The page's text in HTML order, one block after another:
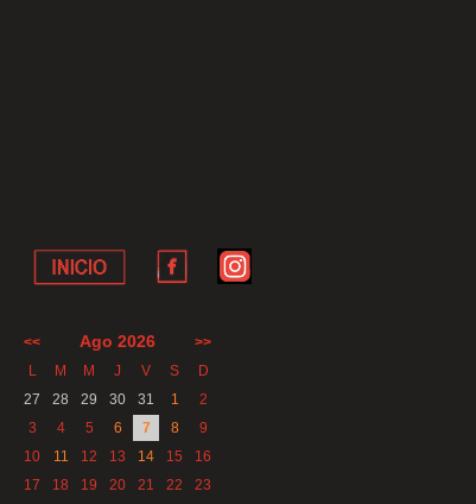
<< Ago 2026
>>
L
M M J V S
D
27
28 29 30 31 1
2
3
4 5 6 7 8
9
10
11 12 13 14 15
16
17
18 19 20 21 22
23